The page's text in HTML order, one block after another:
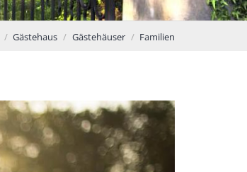
Gästehaus Gästehäuser Familien